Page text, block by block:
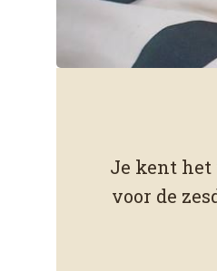
Spelen
Je kent het
voor de